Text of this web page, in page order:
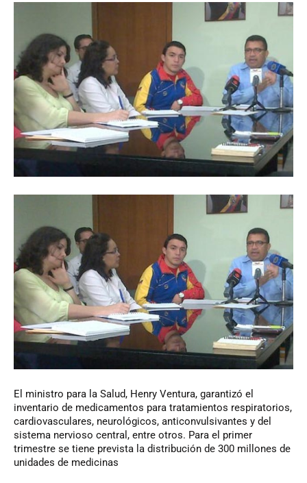
El ministro para la Salud, Henry Ventura, garantizó el
inventario de medicamentos para tratamientos respiratorios,
cardiovasculares, neurológicos, anticonvulsivantes y del
sistema nervioso central, entre otros. Para el primer
trimestre se tiene prevista la distribución de 300 millones de
unidades de medicinas